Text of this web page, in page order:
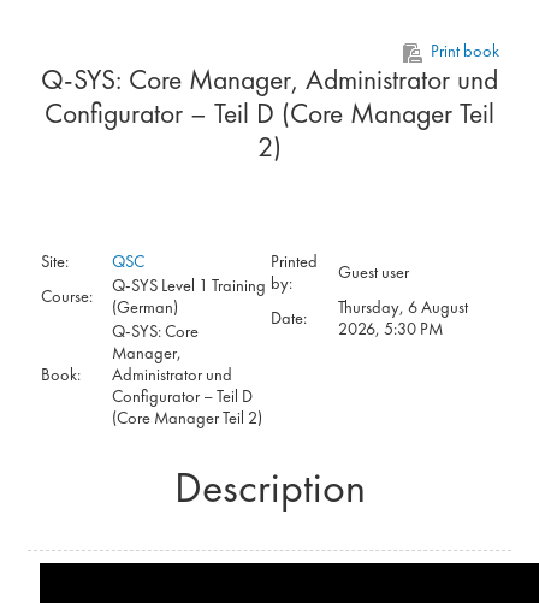
Print book
Q-SYS: Core Manager, Administrator und
Configurator – Teil D (Core Manager Teil
2)
Site:
QSC
Course:
Q-SYS Level 1 Training
(German)
Book:
Q-SYS: Core
Manager,
Administrator und
Configurator – Teil D
(Core Manager Teil 2)
Printed
by:
Guest user
Date:
Thursday, 6 August
2026, 5:30 PM
Description